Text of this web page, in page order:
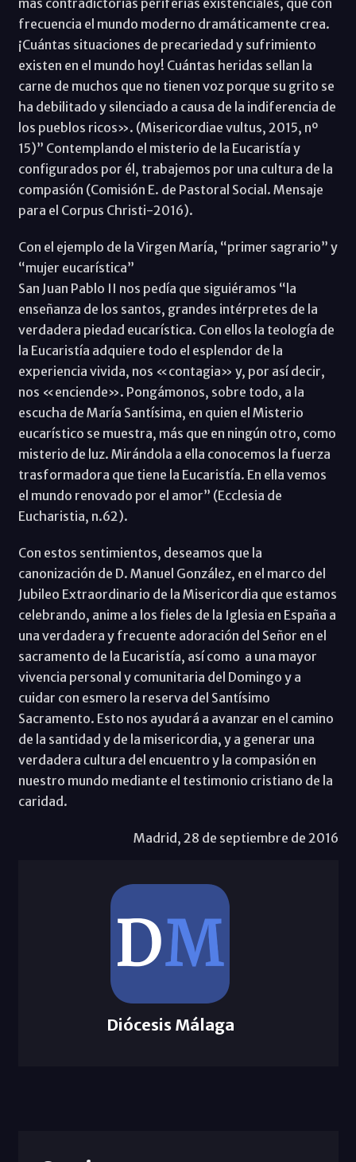
frecuencia el mundo moderno dramáticamente crea.
¡Cuántas situaciones de precariedad y sufrimiento
existen en el mundo hoy! Cuántas heridas sellan la
carne de muchos que no tienen voz porque su grito se
ha debilitado y silenciado a causa de la indiferencia de
los pueblos ricos». (Misericordiae vultus, 2015, nº
15)” Contemplando el misterio de la Eucaristía y
configurados por él, trabajemos por una cultura de la
compasión (Comisión E. de Pastoral Social. Mensaje
para el Corpus Christi-2016).
Con el ejemplo de la Virgen María, “primer sagrario” y
“mujer eucarística”
San Juan Pablo II nos pedía que siguiéramos “la
enseñanza de los santos, grandes intérpretes de la
verdadera piedad eucarística. Con ellos la teología de
la Eucaristía adquiere todo el esplendor de la
experiencia vivida, nos «contagia» y, por así decir,
nos «enciende». Pongámonos, sobre todo, a la
escucha de María Santísima, en quien el Misterio
eucarístico se muestra, más que en ningún otro, como
misterio de luz. Mirándola a ella conocemos la fuerza
trasformadora que tiene la Eucaristía. En ella vemos
el mundo renovado por el amor” (Ecclesia de
Eucharistia, n.62).
Con estos sentimientos, deseamos que la
canonización de D. Manuel González, en el marco del
Jubileo Extraordinario de la Misericordia que estamos
celebrando, anime a los fieles de la Iglesia en España a
una verdadera y frecuente adoración del Señor en el
sacramento de la Eucaristía, así como a una mayor
vivencia personal y comunitaria del Domingo y a
cuidar con esmero la reserva del Santísimo
Sacramento. Esto nos ayudará a avanzar en el camino
de la santidad y de la misericordia, y a generar una
verdadera cultura del encuentro y la compasión en
nuestro mundo mediante el testimonio cristiano de la
caridad.
Madrid, 28 de septiembre de 2016
Diócesis Málaga